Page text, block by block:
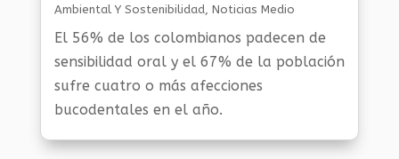
Ambiental Y Sostenibilidad Noticias Medio
El 56% de los colombianos padecen de
sensibilidad oral y el 67% de la población
sufre cuatro o más afecciones
bucodentales en el año.